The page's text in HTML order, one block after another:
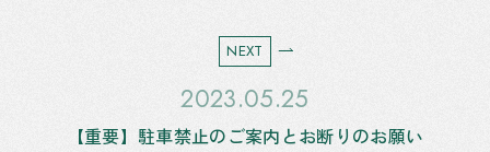
NEXT
2023.05.25
【重要】駐車禁止のご案内とお断りのお願い